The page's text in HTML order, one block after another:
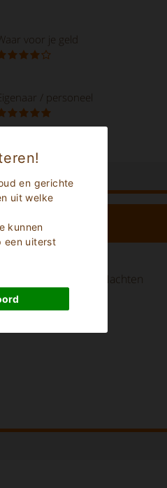
en gerichte
uit welke
kunnen
een uiterst
voor je geld
/ personeel
Nachten